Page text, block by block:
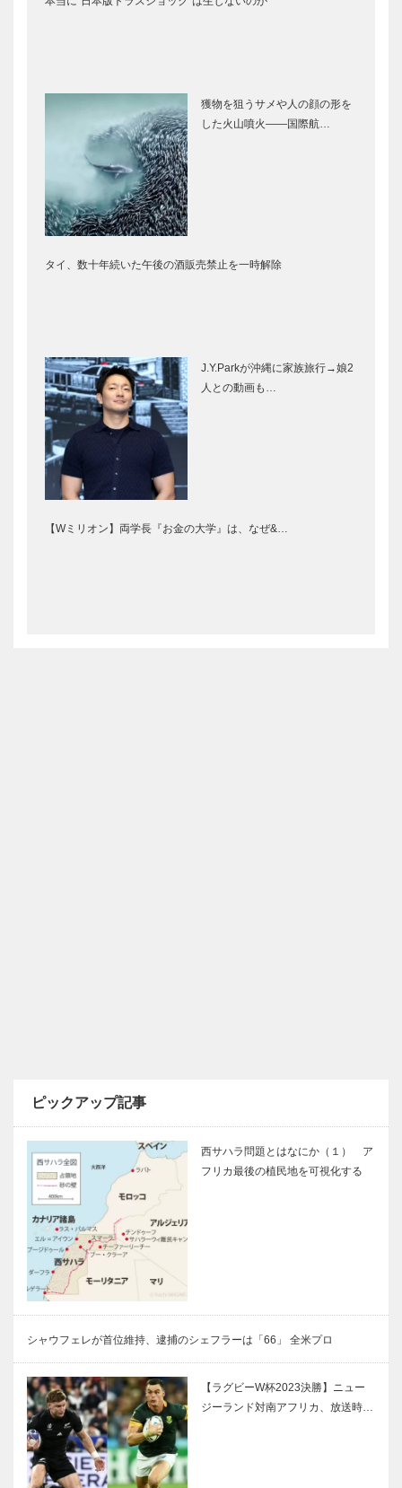
獲物を狙うサメや人の顔の形を
した火山噴火――国際航…
タイ、数十年続いた午後の酒販売禁止を一時解除
J.Y.Parkが沖縄に家族旅行→娘2
人との動画も…
【Wミリオン】両学長『お金の大学』は、なぜ&…
ピックアップ記事
西サハラ問題とはなにか（１） ア
フリカ最後の植民地を可視化する
シャウフェレが首位維持、逮捕のシェフラーは「66」 全米プロ
【ラグビーW杯2023決勝】ニュー
ジーランド対南アフリカ、放送時…